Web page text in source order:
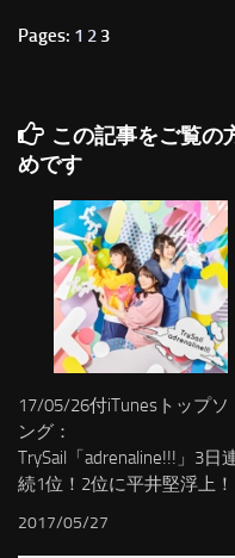
Pages: 1 2 3
この記事をご覧の
めです
17/05/26付iTunesトップソ
ング：
TrySail「adrenaline!!!」3日
続1位！2位に平井堅浮上！
2017/05/27